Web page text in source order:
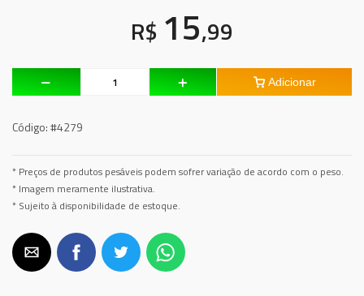
R$ 15,99
Adicionar
Código:#4279
* Preços de produtos pesáveis podem sofrer variação de acordo com o peso.
* Imagem meramente ilustrativa.
* Sujeito à disponibilidade de estoque.